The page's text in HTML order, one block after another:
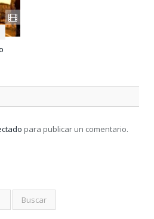
para publicar un comentario.